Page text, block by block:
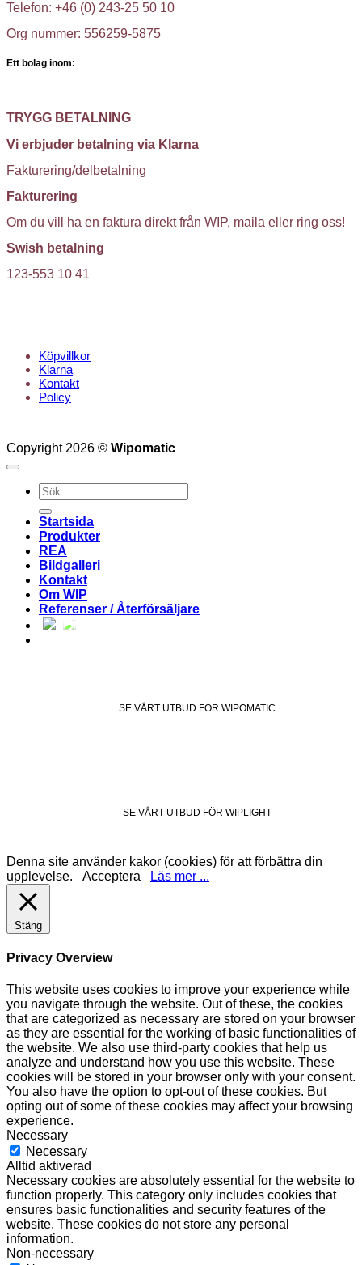
Telefon: +46 (0) 243-25 50 10
Org nummer: 556259-5875
Ett bolag inom:
TRYGG BETALNING
Vi erbjuder betalning via Klarna
Fakturering/delbetalning
Fakturering
Om du vill ha en faktura direkt från WIP, maila eller ring oss!
Swish betalning
123-553 10 41
Köpvillkor
Klarna
Kontakt
Policy
Copyright 2026 © Wipomatic
Sök
efter:
Startsida
Produkter
REA
Bildgalleri
Kontakt
Om WIP
Referenser / Återförsäljare
SE VÅRT UTBUD FÖR WIPOMATIC
SE VÅRT UTBUD FÖR WIPLIGHT
Denna site använder kakor (cookies) för att förbättra din
upplevelse. Acceptera Läs mer ...
Stäng
Privacy Overview
This website uses cookies to improve your experience while
you navigate through the website. Out of these, the cookies
that are categorized as necessary are stored on your browser
as they are essential for the working of basic functionalities of
the website. We also use third-party cookies that help us
analyze and understand how you use this website. These
cookies will be stored in your browser only with your consent.
You also have the option to opt-out of these cookies. But
opting out of some of these cookies may affect your browsing
experience.
Necessary
Necessary
Alltid aktiverad
Necessary cookies are absolutely essential for the website to
function properly. This category only includes cookies that
ensures basic functionalities and security features of the
website. These cookies do not store any personal
information.
Non-necessary